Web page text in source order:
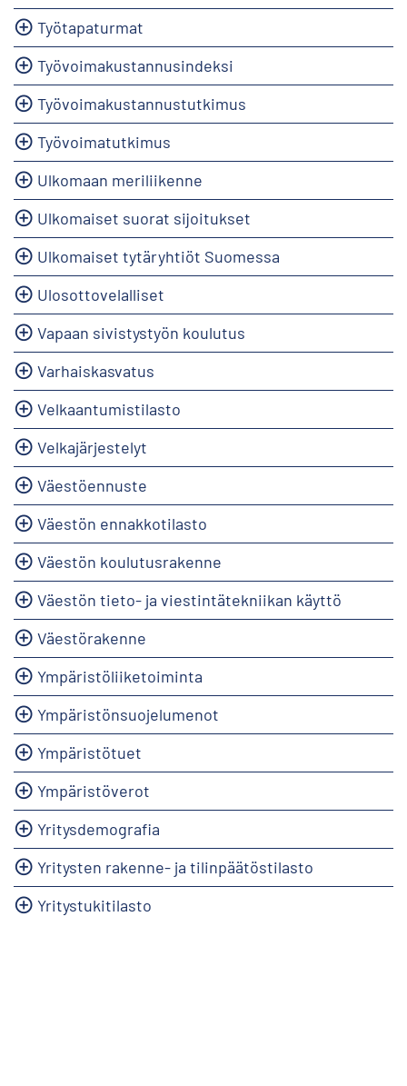
Työtapaturmat
Työvoimakustannusindeksi
Työvoimakustannustutkimus
Työvoimatutkimus
Ulkomaan meriliikenne
Ulkomaiset suorat sijoitukset
Ulkomaiset tytäryhtiöt Suomessa
Ulosottovelalliset
Vapaan sivistystyön koulutus
Varhaiskasvatus
Velkaantumistilasto
Velkajärjestelyt
Väestöennuste
Väestön ennakkotilasto
Väestön koulutusrakenne
Väestön tieto- ja viestintätekniikan käyttö
Väestörakenne
Ympäristöliiketoiminta
Ympäristönsuojelumenot
Ympäristötuet
Ympäristöverot
Yritysdemografia
Yritysten rakenne- ja tilinpäätöstilasto
Yritystukitilasto